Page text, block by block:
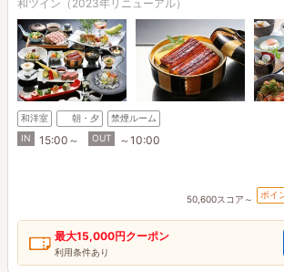
和ツイン（2023年リニューアル）
和洋室 朝・夕
禁煙ルーム
IN
15:00～ OUT ～10:00
50,600スコア～ ポイ
最大15,000円クーポン
利用条件あり